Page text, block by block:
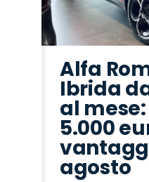
Alfa
Ibrida
al mese:
5.000
agosto